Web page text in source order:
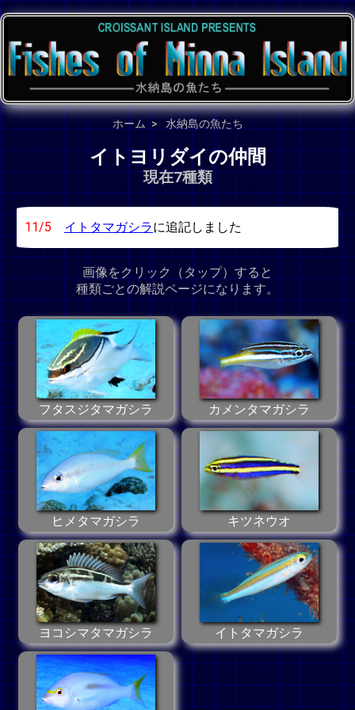
ホーム 水納島の魚たち
イトヨリダイの仲間
現在7種類
11/5 イトタマガシラに追記しました
画像をクリック（タップ）すると
種類ごとの解説ページになります。
フタスジタマガシラ カメンタマガシラ
ヒメタマガシラ キツネウオ
ヨコシマタマガシラ イトタマガシラ